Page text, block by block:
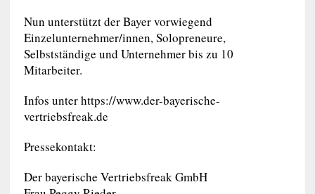
Nun unterstützt der Bayer vorwiegend
Einzelunternehmer/innen, Solopreneure,
Selbstständige und Unternehmer bis zu 10
Mitarbeiter.
Infos unter https://www.der-bayerische-
vertriebsfreak.de
Pressekontakt:
Der bayerische Vertriebsfreak GmbH